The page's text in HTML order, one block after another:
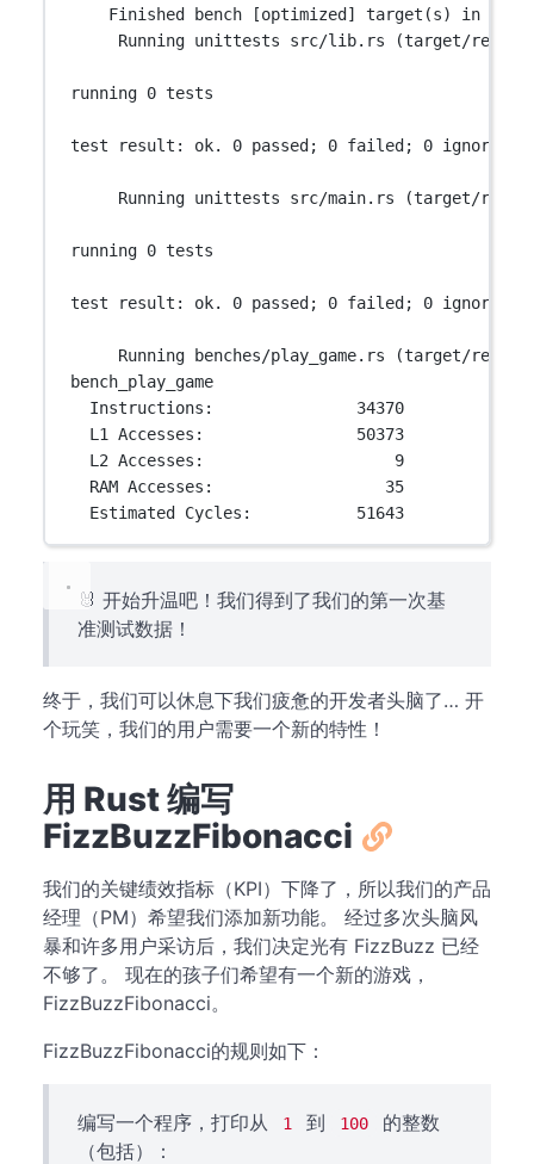
Finished bench [optimized] target(s) in
Running unittests src/lib.rs (target/release/
running 0 tests
test result: ok. 0 passed; 0 failed; 0 ignored;
Running unittests src/main.rs (target/release/
running 0 tests
test result: ok. 0 passed; 0 failed; 0 ignored;
Running benches/play_game.rs (target/
bench_play_game
Instructions:               34370
L1 Accesses:                50373
L2 Accesses:                    9
RAM Accesses:                  35
Estimated Cycles:           51643
🐰 开始升温吧！我们得到了我们的第一次基
准测试数据！
终于，我们可以休息下我们疲惫的开发者头脑了… 开
个玩笑，我们的用户需要一个新的特性！
用 Rust 编写
FizzBuzzFibonacci
我们的关键绩效指标（KPI）下降了，所以我们的产品
经理（PM）希望我们添加新功能。 经过多次头脑风
暴和许多用户采访后，我们决定光有 FizzBuzz 已经
不够了。 现在的孩子们希望有一个新的游戏，
FizzBuzzFibonacci。
FizzBuzzFibonacci的规则如下：
编写一个程序，打印从 1 到 100
的整数
（包括）：